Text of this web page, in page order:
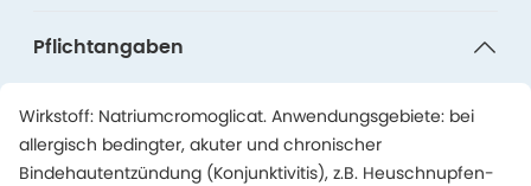
Pflichtangaben
Wirkstoff: Natriumcromoglicat. Anwendungsgebiete: bei
allergisch bedingter, akuter und chronischer
Bindehautentzündung (Konjunktivitis), z.B. Heuschnupfen-